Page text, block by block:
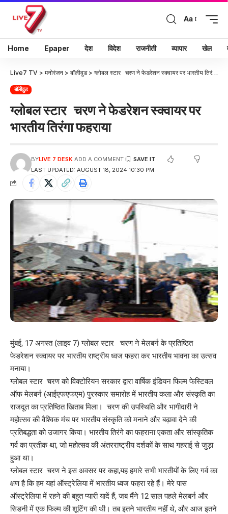
Aa
Home Epaper देश विदेश राजनीती व्यापार खेल
Live7 TV > मनोरंजन > बॉलीवुड> ग्लोबल स्टार चरण ने फेडरेशन स्क्वायर पर भारतीय तिरंगा फहराया
बॉलीवुड
ग्लोबल स्टार चरण ने फेडरेशन स्क्वायर पर
भारतीय तिरंगा फहराया
LAST UPDATED: AUGUST 18, 2024 10:30 PM
BYLIVE 7 DESK ADD A COMMENT
मुंबई, 17 अगस्त (लाइव 7) ग्लोबल स्टार चरण ने मेलबर्न के प्रतिष्ठित
फेडरेशन स्क्वायर पर भारतीय राष्ट्रीय ध्वज फहरा कर भारतीय भावना का उत्सव
मनाया।
ग्लोबल स्टार चरण को विक्टोरियन सरकार द्वारा वार्षिक इंडियन फिल्म फेस्टिवल
ऑफ मेलबर्न (आईएफएफएम) पुरस्कार समारोह में भारतीय कला और संस्कृति का
राजदूत का प्रतिष्ठित खिताब मिला। चरण की उपस्थिति और भागीदारी ने
महोत्सव की वैश्विक मंच पर भारतीय संस्कृति को मनाने और बढ़ावा देने की
प्रतिबद्धता को उजागर किया। भारतीय तिरंगे का फहराना एकता और सांस्कृतिक
गर्व का प्रतीक था, जो महोत्सव की अंतरराष्ट्रीय दर्शकों के साथ गहराई से जुड़ा
हुआ था।
ग्लोबल स्टार चरण ने इस अवसर पर कहा,यह हमारे सभी भारतीयों के लिए गर्व का
क्षण है कि हम यहां ऑस्ट्रेलिया में भारतीय ध्वज फहरा रहे हैं। मेरे पास
ऑस्ट्रेलिया में रहने की बहुत प्यारी यादें हैं, जब मैंने 12 साल पहले मेलबर्न और
सिडनी में एक फिल्म की शूटिंग की थी। तब इतने भारतीय नहीं थे, और आज इतने